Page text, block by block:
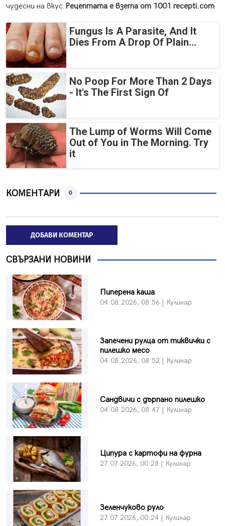
чудесни на вкус.Рецептата е взета от 1001 recepti.com
Fungus Is A Parasite, And It
Dies From A Drop Of Plain...
No Poop For More Than 2 Days
- It's The First Sign Of
The Lump of Worms Will Come
Out of You in The Morning. Try
it
КОМЕНТАРИ 0
ДОБАВИ КОМЕНТАР
СВЪРЗАНИ НОВИНИ
Пиперена каша
04.08.2026, 08:56 | Кулинар
Запечени рулца от тиквички с
пилешко месо
04.08.2026, 08:52 | Кулинар
Сандвичи с дърпано пилешко
04.08.2026, 08:47 | Кулинар
Ципура с картофи на фурна
27.07.2026, 00:28 | Кулинар
Зеленчуково руло
27.07.2026, 00:24 | Кулинар